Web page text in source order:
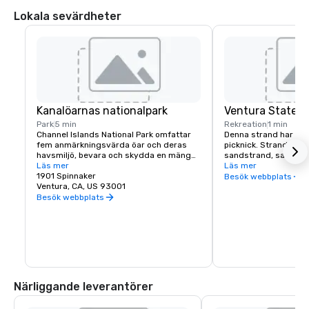
Lokala sevärdheter
Kanalöarnas nationalpark
Park5 min
Channel Islands National Park omfattar
fem anmärkningsvärda öar och deras
havsmiljö, bevara och skydda en mängd
natur- och kulturresurser. Isolering
under tusentals år har skapat unika djur,
växter, och arkeologiska resurser som
inte finns någon annanstans på jorden
Läs mer
1901 Spinnaker
Ventura, CA, US 93001
Besök webbplats
Ventura State
Rekreation1 min
Denna strand har
picknick. Stranden
sandstrand,
en parkeringsplats,
uthyrningsbutik för
Läs mer
Besök webbplats
Närliggande leverantörer